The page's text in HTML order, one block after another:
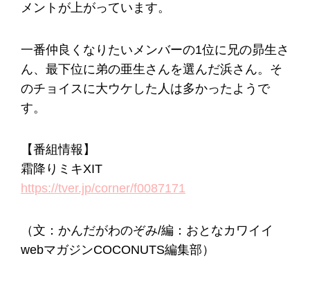
メントが上がっています。
一番仲良くなりたいメンバーの1位に兄の昴生さ
ん、最下位に弟の亜生さんを選んだ浜さん。そ
のチョイスに大ウケした人は多かったようで
す。
【番組情報】
霜降りミキXIT
https://tver.jp/corner/f0087171
（文：かんだがわのぞみ/編：おとなカワイイ
webマガジンCOCONUTS編集部）